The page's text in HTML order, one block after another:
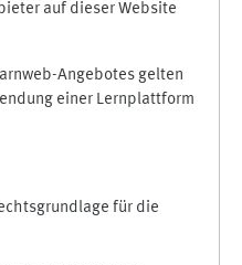
auf dieser Website
Angebotes gelten
einer Lernplattform
für die